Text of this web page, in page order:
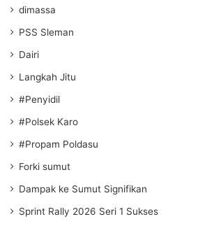
dimassa
PSS Sleman
Dairi
Langkah Jitu
#Penyidil
#Polsek Karo
#Propam Poldasu
Forki sumut
Dampak ke Sumut Signifikan
Sprint Rally 2026 Seri 1 Sukses